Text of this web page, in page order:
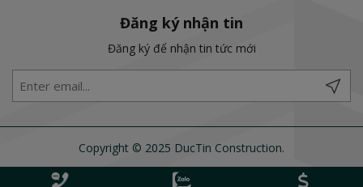
Đăng ký nhận tin
Đăng ký để nhận tin tức mới
Copyright © 2025 DucTin Construction.